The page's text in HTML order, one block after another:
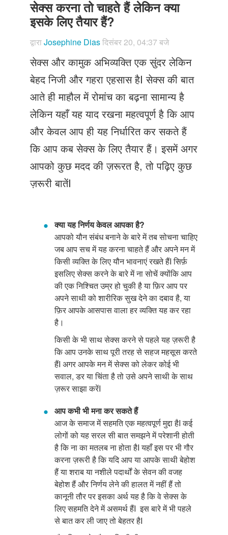
Just Poocho
संपर्क करें
सेक्स करना तो चाहते हैं लेकिन क्या
इसके लिए तैयार हैं?
द्वाराJosephine Diasदिसंबर 20, 04:37 बजे
सेक्स और कामुक अभिव्यक्ति एक सुंदर लेकिन
बेहद निजी और गहरा एहसास हैI सेक्स की बात
आते ही माहौल में रोमांच का बढ़ना सामान्य है
लेकिन यहाँ यह याद रखना महत्वपूर्ण है कि आप
और केवल आप ही यह निर्धारित कर सकते हैं
कि आप कब सेक्स के लिए तैयार हैं। इसमें अगर
आपको कुछ मदद की ज़रूरत है, तो पढ़िए कुछ
ज़रूरी बातेंI
क्या यह निर्णय केवल आपका है?
आपको यौन संबंध बनाने के बारे में तब सोचना चाहिए
जब आप सच में यह करना चाहते हैं और अपने मन में
किसी व्यक्ति के लिए यौन भावनाएं रखते हैंI सिर्फ़
इसलिए सेक्स करने के बारे में ना सोचेंक्योंकिआप
की एक निश्चित उम्र हो चुकी है या फ़िर आप पर
अपने साथी को शारीरिक सुख देने का दबाव है, या
फ़िर आपके आसपास वाला हर व्यक्ति यह कर रहा
है।
किसी के भी साथ सेक्स करने से पहले यह ज़रूरी है
कि आप उनके साथ पूरी तरह से सहज महसूस करते
हैंI अगर आपके मन में सेक्स को लेकर कोई भी
सवाल, डर या चिंता है तो उसे अपने साथी के साथ
ज़रूर साझा करेंI
आप कभी भी मना कर सकते हैं
आज के समाज में सहमति एक महत्वपूर्ण मुद्दा हैI कई
लोगों को यह सरल सी बात समझने में परेशानी होती
है कि ना का मतलब ना होता हैIयहाँ इस पर भी गौर
करना ज़रूरी है कि यदि आप या आपके साथी बेहोश
हैं या शराब या नशीले पदार्थों के सेवन की वजह
बेहोश हैं और निर्णय लेने की हालत में नहीं हैं तो
कानूनी तौर पर इसका अर्थ यह है कि वे सेक्स के
लिए सहमति देने में असमर्थ हैंI इस बारे में भी पहले
से बात कर ली जाए तो बेहतर हैI